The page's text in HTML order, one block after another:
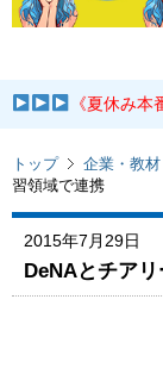
《夏休み本
トップ 企業・教
習領域で連携
2015年7月29日
DeNAとチア